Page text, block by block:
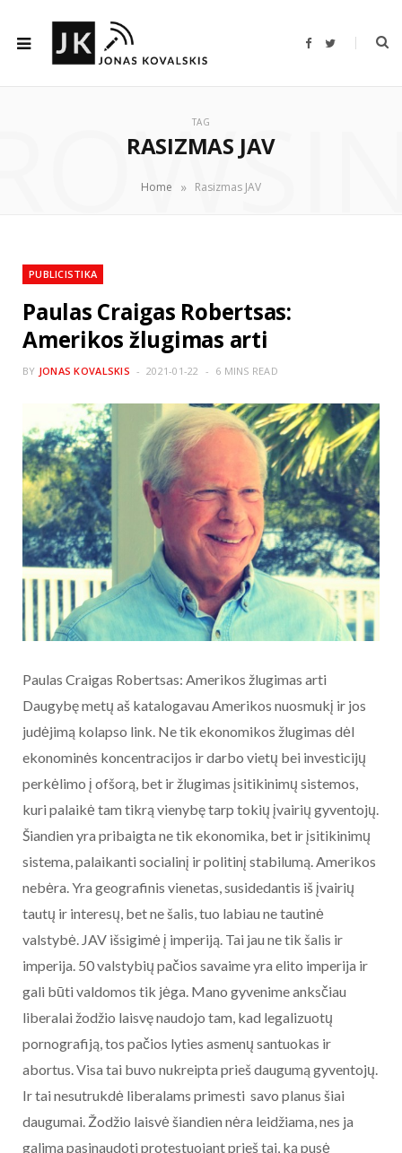
F
b
T
t
TAG
RASIZMAS JAV
Home » Rasizmas JAV
PUBLICISTIKA
Paulas Craigas Robertsas:
Amerikos žlugimas arti
BY JONAS KOVALSKIS 2021-01-22 6 MINS READ
Paulas Craigas Robertsas: Amerikos žlugimas arti
Daugybę metų aš katalogavau Amerikos nuosmukį ir jos
judėjimą kolapso link. Ne tik ekonomikos žlugimas dėl
ekonominės koncentracijos ir darbo vietų bei investicijų
perkėlimo į ofšorą, bet ir žlugimas įsitikinimų sistemos,
kuri palaikė tam tikrą vienybę tarp tokių įvairių gyventojų.
Šiandien yra pribaigta ne tik ekonomika, bet ir įsitikinimų
sistema, palaikanti socialinį ir politinį stabilumą. Amerikos
nebėra. Yra geografinis vienetas, susidedantis iš įvairių
tautų ir interesų, bet ne šalis, tuo labiau ne tautinė
valstybė. JAV išsigimė į imperiją. Tai jau ne tik šalis ir
imperija. 50 valstybių pačios savaime yra elito imperija ir
gali būti valdomos tik jėga. Mano gyvenime anksčiau
liberalai žodžio laisvę naudojo tam, kad legalizuotų
pornografiją, tos pačios lyties asmenų santuokas ir
abortus. Visa tai buvo nukreipta prieš daugumą gyventojų.
Ir tai nesutrukdė liberalams primesti savo planus šiai
daugumai. Žodžio laisvė šiandien nėra leidžiama, nes ja
galima pasinaudoti protestuojant prieš tai, ką pusė